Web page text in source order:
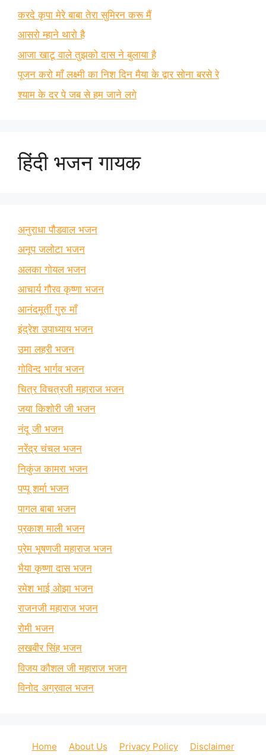
करदे कृपा मेरे बाबा तेरा सुमिरन करू मैं
आसरो म्हाने थारो है
आजा खाटू वाले तुझको दास ने बुलाया है
पूजन करो माँ लक्ष्मी का निश दिन मैया के द्वार सोना बरसे रे
श्याम के दर पे जब से हम जाने लगे
हिंदी भजन गायक
अनुराधा पौडवाल भजन
अनूप जलोटा भजन
अलका गोयल भजन
आचार्य गौरव कृष्णा भजन
आनंदमूर्ती गुरु माँ
इंद्रेश उपाध्याय भजन
उमा लहरी भजन
गोविन्द भार्गव भजन
चित्र विचत्रजी महाराज भजन
जया किशोरी जी भजन
नंदू जी भजन
नरेंद्र चंचल भजन
निकुंज कामरा भजन
पप्पू शर्मा भजन
पागल बाबा भजन
प्रकाश माली भजन
प्रेम भूषणजी महाराज भजन
भैया कृष्णा दास भजन
रमेश भाई ओझा भजन
राजनजी महाराज भजन
रोमी भजन
लखबीर सिंह भजन
विजय कौशल जी महाराज भजन
विनोद अग्रवाल भजन
Home About Us Privacy Policy Disclaimer